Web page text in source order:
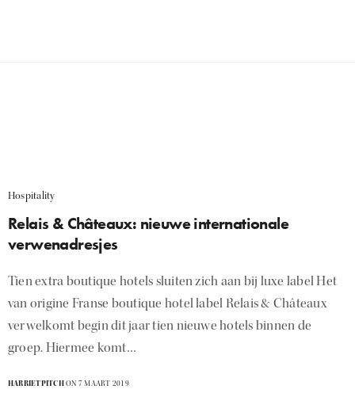
Hospitality
Relais & Châteaux: nieuwe internationale
verwenadresjes
Tien extra boutique hotels sluiten zich aan bij luxe label Het
van origine Franse boutique hotel label Relais & Châteaux
verwelkomt begin dit jaar tien nieuwe hotels binnen de
groep. Hiermee komt…
HARRIETPITCHON 7 MAART 2019